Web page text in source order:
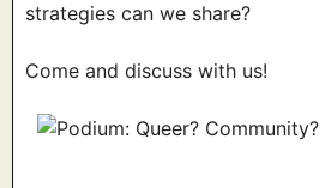
strategies can we share?
Come and discuss with us!